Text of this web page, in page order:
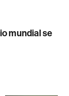
mundial se